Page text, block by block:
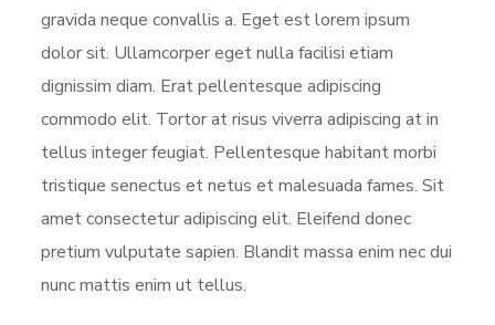
gravida neque convallis a. Eget est lorem ipsum
dolor sit. Ullamcorper eget nulla facilisi etiam
dignissim diam. Erat pellentesque adipiscing
commodo elit. Tortor at risus viverra adipiscing at in
tellus integer feugiat. Pellentesque habitant morbi
tristique senectus et netus et malesuada fames. Sit
amet consectetur adipiscing elit. Eleifend donec
pretium vulputate sapien. Blandit massa enim nec dui
nunc mattis enim ut tellus.